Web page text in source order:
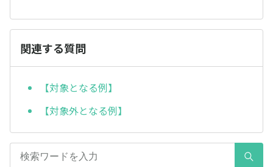
関連する質問
【対象となる例】
【対象外となる例】